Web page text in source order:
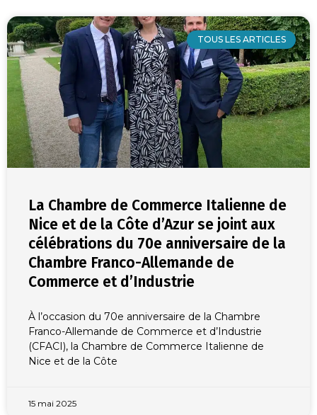
TOUS LES ARTICLES
La Chambre de Commerce Italienne de
Nice et de la Côte d’Azur se joint aux
célébrations du 70e anniversaire de la
Chambre Franco-Allemande de
Commerce et d’Industrie
À l’occasion du 70e anniversaire de la Chambre
Franco-Allemande de Commerce et d’Industrie
(CFACI), la Chambre de Commerce Italienne de
Nice et de la Côte
15 mai 2025